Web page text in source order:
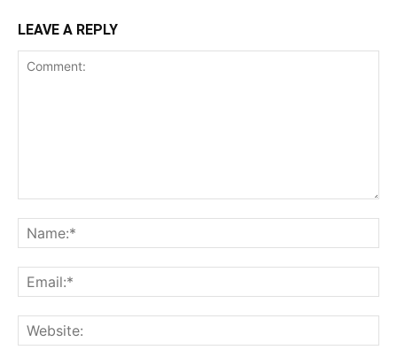
LEAVE A REPLY